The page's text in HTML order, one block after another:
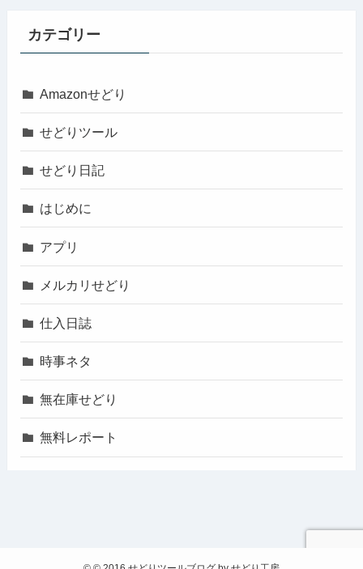
カテゴリー
Amazonせどり
せどりツール
せどり日記
はじめに
アプリ
メルカリせどり
仕入日誌
時事ネタ
無在庫せどり
無料レポート